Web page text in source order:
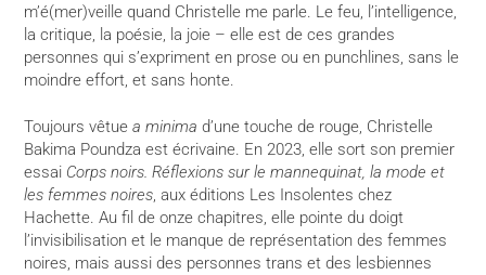
m’é(mer)veille quand Christelle me parle. Le feu, l’intelligence,
la critique, la poésie, la joie – elle est de ces grandes
personnes qui s’expriment en prose ou en punchlines, sans le
moindre effort, et sans honte.
Toujours vêtuea minima d’une touche de rouge, Christelle
Bakima Poundza est écrivaine. En 2023, elle sort son premier
essai Corps noirs. Réflexions sur le mannequinat, la mode et
les femmes noires, aux éditions Les Insolentes chez
Hachette. Au fil de onze chapitres, elle pointe du doigt
l’invisibilisation et le manque de représentation des femmes
noires, mais aussi des personnes trans et des lesbiennes